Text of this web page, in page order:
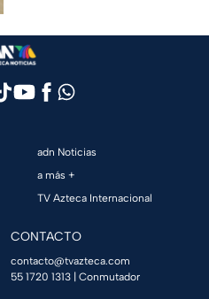
adn Noticias
a más +
TV Azteca Internacional
CONTACTO
contacto@tvazteca.com
55 1720 1313 | Conmutador